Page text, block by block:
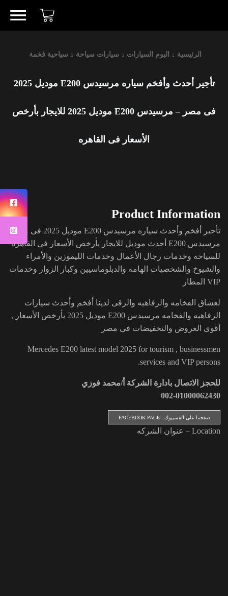
الرئيسية البوم السيارات سيارات سياحة سياحية فخمة
تأجير أحدث وأفخم سياره مرسيدس E200 موديل 2025
فى مصر – مرسيدس E200 موديل 2025 للايجار بأرخص
الأسعار فى القاهره
Product Information
تأجير أفخم وأحدث سياره مرسيدس E200 موديل 2025 فى مصر,
مرسيدس E200 أحدث موديل للايجار بأرخص الأسعار فى القاهره
للسياحه وخدمات رجال الأعمال وخدمات الليموزين والأمراء
والشيوخ والشخصيات الهامه والدبلوماسيين وكبار الزوار وخدمات
VIP المطار
لعشاق الفخامه والرفاهيه والرقى لدينا أفخم وأحدث سيارات
الرفاهيه والفخامه مرسيدس E200 موديل 2025 بأرخص الأسعار ,
أقوى العروض والتخفيضات فى مصر
Mercedes E200 latest model 2025 for tourism , businessmen
services and VIP persons.
للحجز الاتصال بادارة الشركة أ/محمد فوزي
002-01000062430
صفحتنا علي الفسيبوك - FACEBOOK PAGE
Location – عنوان الشركه